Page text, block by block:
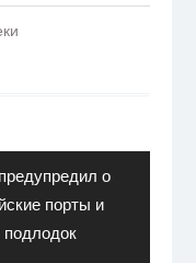
о
порты и
подлодок